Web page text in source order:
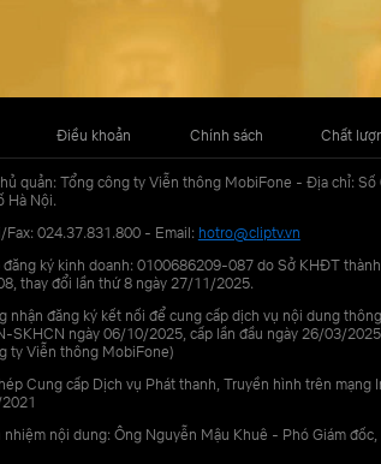
Điều khoản Chính sách Chất
quản: Tổng công ty Viễn thông MobiFone - Địa chỉ: Số
Hà Nội.
024.37.831.800 - Email: hotro@cliptv.vn
đăng ký kinh doanh: 0100686209-087 do Sở KHĐT
thay đổi lần thứ 8 ngày 27/11/2025.
nhận đăng ký kết nối để cung cấp dịch vụ nội dung
SKHCN ngày 06/10/2025, cấp lần đầu ngày 26/03/
ty Viễn thông MobiFone)
Cung cấp Dịch vụ Phát thanh, Truyền hình trên
nhiệm nội dung: Ông Nguyễn Mậu Khuê - Phó Giám